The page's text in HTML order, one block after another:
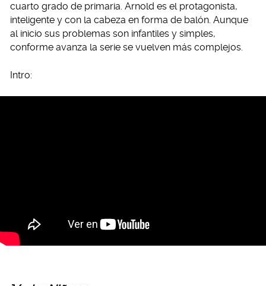
cuarto grado de primaria. Arnold es el protagonista,
inteligente y con la cabeza en forma de balón. Aunque
al inicio sus problemas son infantiles y simples,
conforme avanza la serie se vuelven más complejos.
Intro: